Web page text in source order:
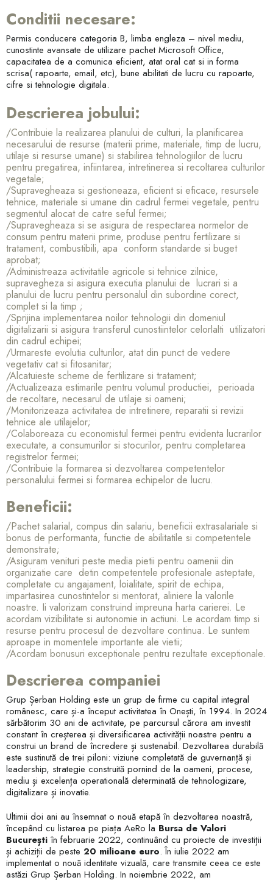
Conditii necesare:
Permis conducere categoria B, limba engleza – nivel mediu,
cunostinte avansate de utilizare pachet Microsoft Office,
capacitatea de a comunica eficient, atat oral cat si in forma
scrisa( rapoarte, email, etc), bune abilitati de lucru cu rapoarte,
cifre si tehnologie digitala.
Descrierea jobului:
/Contribuie la realizarea planului de culturi, la planificarea
necesarului de resurse (materii prime, materiale, timp de lucru,
utilaje si resurse umane) si stabilirea tehnologiilor de lucru
pentru pregatirea, infiintarea, intretinerea si recoltarea culturilor
vegetale;
/Supravegheaza si gestioneaza, eficient si eficace, resursele
tehnice, materiale si umane din cadrul fermei vegetale, pentru
segmentul alocat de catre seful fermei;
/Supravegheaza si se asigura de respectarea normelor de
consum pentru materii prime, produse pentru fertilizare si
tratament, combustibili, apa conform standarde si buget
aprobat;
/Administreaza activitatile agricole si tehnice zilnice,
supravegheza si asigura executia planului de lucrari si a
planului de lucru pentru personalul din subordine corect,
complet si la timp ;
/Sprijina implementarea noilor tehnologii din domeniul
digitalizarii si asigura transferul cunostiintelor celorlalti utilizatori
din cadrul echipei;
/Urmareste evolutia culturilor, atat din punct de vedere
vegetativ cat si fitosanitar;
/Alcatuieste scheme de fertilizare si tratament;
/Actualizeaza estimarile pentru volumul productiei, perioada
de recoltare, necesarul de utilaje si oameni;
/Monitorizeaza activitatea de intretinere, reparatii si revizii
tehnice ale utilajelor;
/Colaboreaza cu economistul fermei pentru evidenta lucrarilor
executate, a consumurilor si stocurilor, pentru completarea
registrelor fermei;
/Contribuie la formarea si dezvoltarea competentelor
personalului fermei si formarea echipelor de lucru.
Beneficii:
/Pachet salarial, compus din salariu, beneficii extrasalariale si
bonus de performanta, functie de abilitatile si competentele
demonstrate;
/Asiguram venituri peste media pietii pentru oamenii din
organizatie care detin competentele profesionale asteptate,
completate cu angajament, loialitate, spirit de echipa,
impartasirea cunostintelor si mentorat, aliniere la valorile
noastre. Ii valorizam construind impreuna harta carierei. Le
acordam vizibilitate si autonomie in actiuni. Le acordam timp si
resurse pentru procesul de dezvoltare continua. Le suntem
aproape in momentele importante ale vietii;
/Acordam bonusuri exceptionale pentru rezultate exceptionale.
Descrierea companiei
Grup Șerban Holding este un grup de firme cu capital integral
românesc, care și-a început activitatea în Onești, în 1994. In 2024
sărbătorim 30 ani de activitate, pe parcursul cărora am investit
constant în creșterea și diversificarea activității noastre pentru a
construi un brand de încredere și sustenabil. Dezvoltarea durabilă
este sustinută de trei piloni: viziune completată de guvernanță și
leadership, strategie construită pornind de la oameni, procese,
mediu și excelența operatională determinată de tehnologizare,
digitalizare și inovatie.
Ultimii doi ani au însemnat o nouă etapă în dezvoltarea noastră,
începând cu listarea pe piața AeRo la Bursa de Valori
București în februarie 2022, continuând cu proiecte de investiții
și achiziții de peste 20 milioane euro. În iulie 2022 am
implementat o nouă identitate vizuală, care transmite ceea ce este
astăzi Grup Șerban Holding. In noiembrie 2022, am